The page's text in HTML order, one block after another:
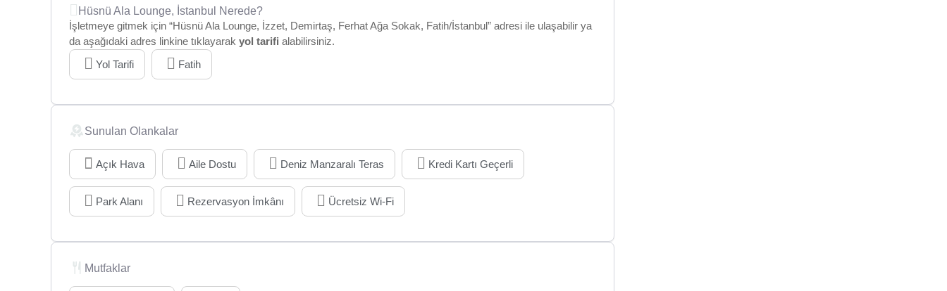
Hüsnü Ala Lounge, İstanbul Nerede?
İşletmeye gitmek için “Hüsnü Ala Lounge, İzzet, Demirtaş, Ferhat Ağa Sokak, Fatih/İstanbul” adresi ile ulaşabilir ya
da aşağıdaki adres linkine tıklayarak yol tarifi alabilirsiniz.
Yol Tarifi
Fatih
Sunulan Olankalar
Açık Hava Aile Dostu Deniz Manzaralı Teras Kredi Kartı Geçerli
Park Alanı Rezervasyon İmkânı Ücretsiz Wi-Fi
Mutfaklar